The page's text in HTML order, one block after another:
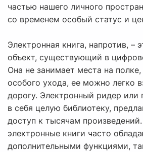
частью нашего личного
со временем особый статус и
Электронная книга, напротив, –
объект, существующий в
Она не занимает места на полке,
особого ухода, ее можно легко
дорогу. Электронный ридер или
в себя целую библиотеку,
доступ к тысячам
электронные книги часто
дополнительными функциями,